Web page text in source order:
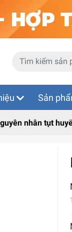
Sản
nhân tụt